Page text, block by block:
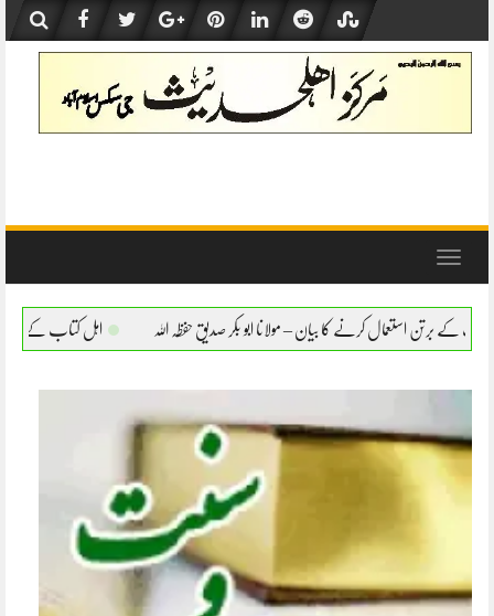
content
Toggle
– مولانا ابو بکر صدیق حفظہ اللہ اہل کتاب کے برتن استعمال کرنے کا بیان – مولانا